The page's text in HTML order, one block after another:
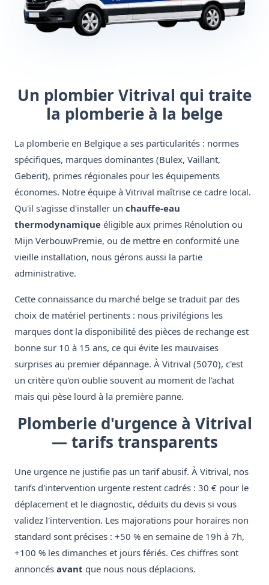
Un plombier Vitrival qui traite
la plomberie à la belge
La plomberie en Belgique a ses particularités : normes
spécifiques, marques dominantes (Bulex, Vaillant,
Geberit), primes régionales pour les équipements
économes. Notre équipe à Vitrival maîtrise ce cadre local.
Qu'il s'agisse d'installer un chauffe-eau
thermodynamique éligible aux primes Rénolution ou
Mijn VerbouwPremie, ou de mettre en conformité une
vieille installation, nous gérons aussi la partie
administrative.
Cette connaissance du marché belge se traduit par des
choix de matériel pertinents : nous privilégions les
marques dont la disponibilité des pièces de rechange est
bonne sur 10 à 15 ans, ce qui évite les mauvaises
surprises au premier dépannage. À Vitrival (5070), c'est
un critère qu'on oublie souvent au moment de l'achat
mais qui pèse lourd à la première panne.
Plomberie d'urgence à Vitrival
— tarifs transparents
Une urgence ne justifie pas un tarif abusif. À Vitrival, nos
tarifs d'intervention urgente restent cadrés : 30 € pour le
déplacement et le diagnostic, déduits du devis si vous
validez l'intervention. Les majorations pour horaires non
standard sont précises : +50 % en semaine de 19h à 7h,
+100 % les dimanches et jours fériés. Ces chiffres sont
annoncés avant que nous nous déplacions.